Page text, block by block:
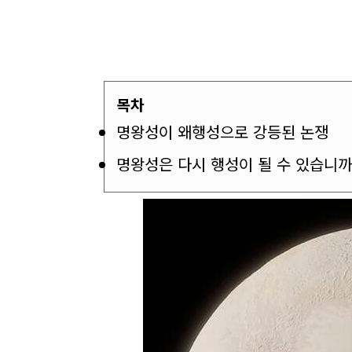
목차
명왕성이 왜행성으로 강등된 논쟁
명왕성은 다시 행성이 될 수 있습니